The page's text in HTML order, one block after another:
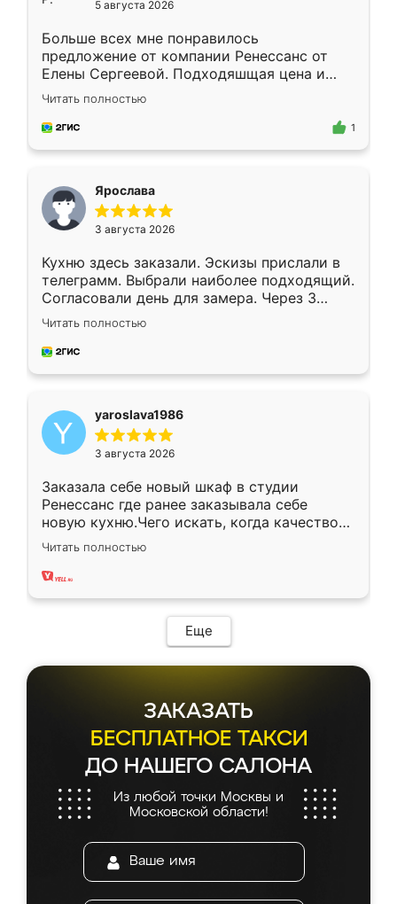
5 августа 2026
Больше всех мне понравилось
предложение от компании Ренессанс от
Елены Сергеевой. Подходяшщая цена и
короткие сроки изготовления. Приехавший
для замера сотрудник Владислав
предложил по моему эскизу самый
Читать полностью
1
Ярослава
3 августа 2026
Кухню здесь заказали. Эскизы прислали в
телеграмм. Выбрали наиболее подходящий.
Согласовали день для замера. Через 3
недели кухня была уже готова. Остались
довольны работой. Спасибо Ренессанс
мебель за качественную работу!
Читать полностью
yaroslava1986
3 августа 2026
Заказала себе новый шкаф в студии
Ренессанс где ранее заказывала себе
новую кухню.Чего искать, когда качеством
вполне довольна. Служит кухня уже почти
два года, нареканий нет.
Читать полностью
Еще
ЗАКАЗАТЬ
БЕСПЛАТНОЕ ТАКСИ
ДО НАШЕГО САЛОНА
Из любой точки Москвы и
Московской области!